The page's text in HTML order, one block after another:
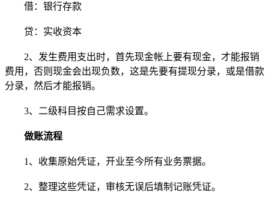
借：银行存款
贷：实收资本
2、发生费用支出时，首先现金帐上要有现金，才能报销
费用，否则现金会出现负数，这是先要有提现分录，或是借款
分录，然后才能报销。
3、二级科目按自己需求设置。
做账流程
1、收集原始凭证，开业至今所有业务票据。
2、整理这些凭证，审核无误后填制记账凭证。